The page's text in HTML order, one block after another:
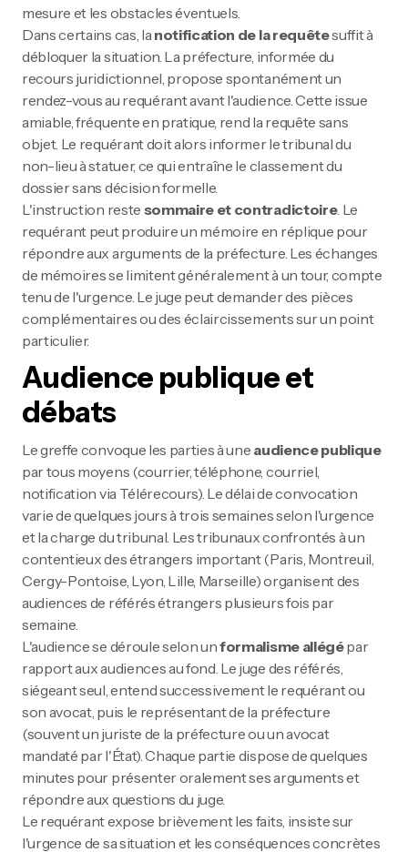
mesure et les obstacles éventuels.
Dans certains cas, lanotification de la requêtesuffit à
débloquer la situation. La préfecture, informée du
recours juridictionnel, propose spontanément un
rendez-vous au requérant avant l'audience. Cette issue
amiable, fréquente en pratique, rend la requête sans
objet. Le requérant doit alors informer le tribunal du
non-lieu à statuer, ce qui entraîne le classement du
dossier sans décision formelle.
L'instruction reste sommaire et contradictoire. Le
requérant peut produire un mémoire en réplique pour
répondre aux arguments de la préfecture. Les échanges
de mémoires se limitent généralement à un tour, compte
tenu de l'urgence. Le juge peut demander des pièces
complémentaires ou des éclaircissements sur un point
particulier.
Audience publique et
débats
Le greffe convoque les parties à une audience publique
par tous moyens (courrier, téléphone, courriel,
notification via Télérecours). Le délai de convocation
varie de quelques jours à trois semaines selon l'urgence
et la charge du tribunal. Les tribunaux confrontés à un
contentieux des étrangers important (Paris, Montreuil,
Cergy-Pontoise, Lyon, Lille, Marseille) organisent des
audiences de référés étrangers plusieurs fois par
semaine.
L'audience se déroule selon unformalisme allégépar
rapport aux audiences au fond. Le juge des référés,
siégeant seul, entend successivement le requérant ou
son avocat, puis le représentant de la préfecture
(souvent un juriste de la préfecture ou un avocat
mandaté par l'État). Chaque partie dispose de quelques
minutes pour présenter oralement ses arguments et
répondre aux questions du juge.
Le requérant expose brièvement les faits, insiste sur
l'urgence de sa situation et les conséquences concrètes